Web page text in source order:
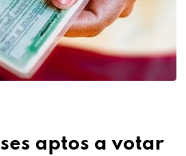
aptos a votar